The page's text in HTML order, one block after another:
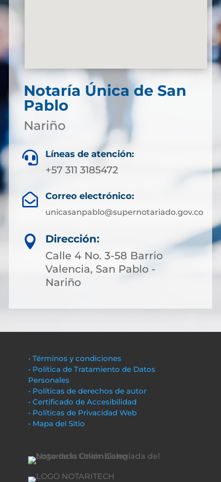
Notaría Única de San
Pablo
Nariño
 Líneas de atención:
+57 311 3185472
 Correo electrónico:
unicasanpablo@supernotariado.gov.co

Dirección:
Calle 4 No. 3-58 Barrio
Valencia, San Pablo -
Nariño
• Términos y condiciones
• Política de Tratamiento de Datos
Personales
• Políticas de derechos de autor
• Certificado de Accesibilidad
• Políticas de Privacidad Web
• Mapa del Sitio